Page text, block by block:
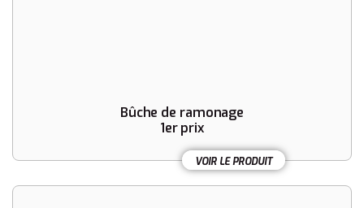
Bûche de ramonage
1er prix
VOIR LE PRODUIT